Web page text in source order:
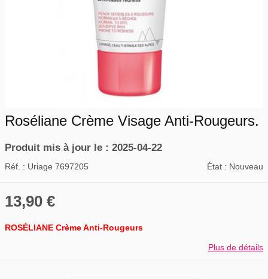
Roséliane Crème Visage Anti-Rougeurs.
Produit mis à jour le : 2025-04-22
Réf. : Uriage 7697205 État : Nouveau
13,90 €
ROSÉLIANE Crème Anti-Rougeurs
Plus de détails